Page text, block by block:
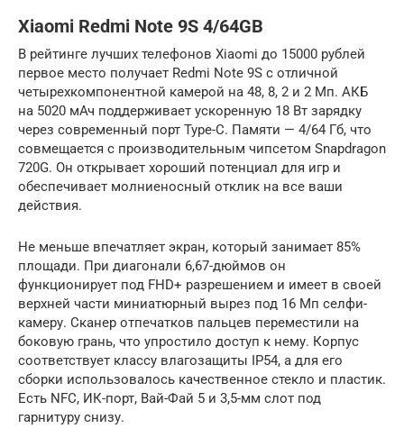
Xiaomi Redmi Note 9S 4/64GB
В рейтинге лучших телефонов Xiaomi до 15000 рублей
первое место получает Redmi Note 9S с отличной
четырехкомпонентной камерой на 48, 8, 2 и 2 Мп. АКБ
на 5020 мАч поддерживает ускоренную 18 Вт зарядку
через современный порт Type-C. Памяти — 4/64 Гб, что
совмещается с производительным чипсетом Snapdragon
720G. Он открывает хороший потенциал для игр и
обеспечивает молниеносный отклик на все ваши
действия.
Не меньше впечатляет экран, который занимает 85%
площади. При диагонали 6,67-дюймов он
функционирует под FHD+ разрешением и имеет в своей
верхней части миниатюрный вырез под 16 Мп селфи-
камеру. Сканер отпечатков пальцев переместили на
боковую грань, что упростило доступ к нему. Корпус
соответствует классу влагозащиты IP54, а для его
сборки использовалось качественное стекло и пластик.
Есть NFC, ИК-порт, Вай-Фай 5 и 3,5-мм слот под
гарнитуру снизу.